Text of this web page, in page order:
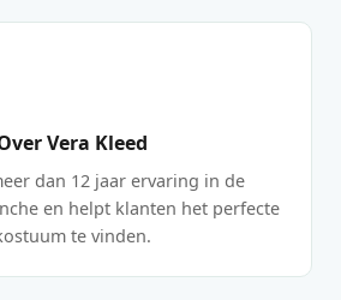
Vera Kleed
dan 12 jaar ervaring in de
en helpt klanten het perfecte
te vinden.